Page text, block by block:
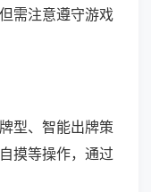
需注意遵守游戏
型、智能出牌策
摸等操作，通过